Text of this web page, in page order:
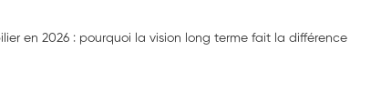
en 2026 : pourquoi la vision long terme fait la différence